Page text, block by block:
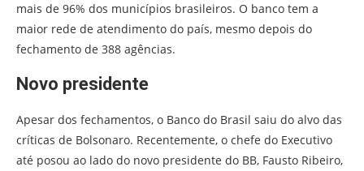
mais de 96% dos municípios brasileiros. O banco tem a
maior rede de atendimento do país, mesmo depois do
fechamento de 388 agências.
Novo presidente
Apesar dos fechamentos, o Banco do Brasil saiu do alvo das
críticas de Bolsonaro. Recentemente, o chefe do Executivo
até posou ao lado do novo presidente do BB, Fausto Ribeiro,